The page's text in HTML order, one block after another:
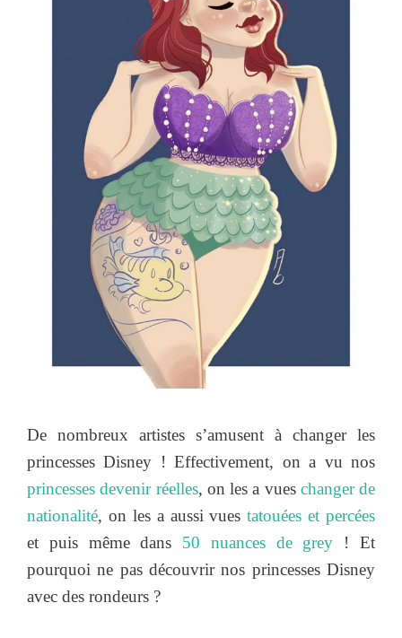
De nombreux artistes s’amusent à changer les
princesses Disney ! Effectivement, on a vu nos
princesses devenir réelles, on les a vues changer de
nationalité, on les a aussi vuestatouées et percées
et puis même dans 50 nuances de grey ! Et
pourquoi ne pas découvrir nos princesses Disney
avec des rondeurs ?